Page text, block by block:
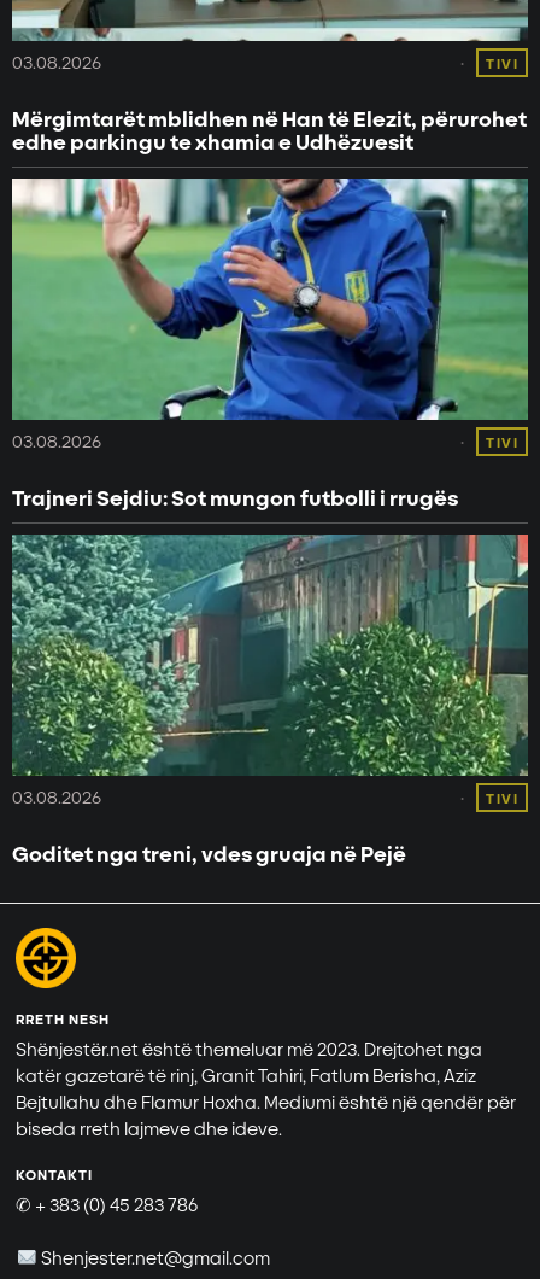
03.08.2026 TIVI
Mërgimtarët mblidhen në Han të Elezit, përurohet
edhe parkingu te xhamia e Udhëzuesit
03.08.2026 TIVI
Trajneri Sejdiu: Sot mungon futbolli i rrugës
03.08.2026 TIVI
Goditet nga treni, vdes gruaja në Pejë
RRETH NESH
Shënjestër.net është themeluar më 2023. Drejtohet nga
katër gazetarë të rinj, Granit Tahiri, Fatlum Berisha, Aziz
Bejtullahu dhe Flamur Hoxha. Mediumi është një qendër për
biseda rreth lajmeve dhe ideve.
KONTAKTI
✆ + 383 (0) 45 283 786
Shenjester.net@gmail.com